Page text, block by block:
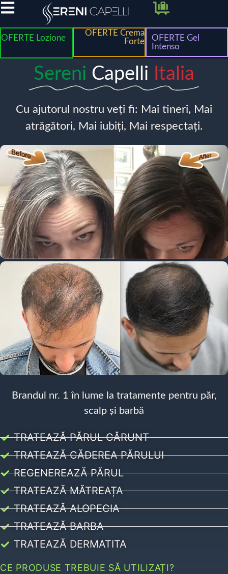
OFERTE Lozione
OFERTE Crema
Forte
OFERTE Gel
Intenso
Sereni Capelli Italia
Cu ajutorul nostru veți fi: Mai tineri, Mai
atrăgători, Mai iubiți, Mai respectați.
Brandul nr. 1 în lume la tratamente pentru păr,
scalp și barbă
TRATEAZĂ PĂRUL CĂRUNT
TRATEAZĂ CĂDEREA PĂRULUI
REGENEREAZĂ PĂRUL
TRATEAZĂ MĂTREAȚA
TRATEAZĂ ALOPECIA
TRATEAZĂ BARBA
TRATEAZĂ DERMATITA
CE PRODUSE TREBUIE SĂ UTILIZAȚI?